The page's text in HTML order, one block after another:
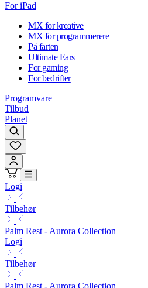
For iPad
MX for kreative
MX for programmerere
På farten
Ultimate Ears
For gaming
For bedrifter
Programvare
Tilbud
Planet
Logi
Tilbehør
Palm Rest - Aurora Collection
Logi
Tilbehør